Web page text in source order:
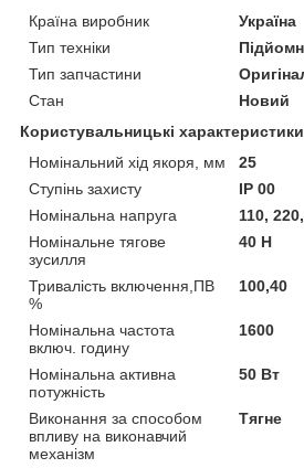
Країна виробник
Україна
Тип техніки
Тип запчастини
Стан
Новий
Користувальницькі характеристики
Номінальний хід якоря, мм
25
Ступінь захисту
IP 00
Номінальна напруга
110,
Номінальне тягове
зусилля
40 Н
Тривалість включення,ПВ
%
100,40
Номінальна частота
включ. годину
1600
Номінальна активна
потужність
50 Вт
Виконання за способом
впливу на виконавчий
механізм
Тягне